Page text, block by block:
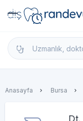
dishekimleri.net -
Anasayfa Bursa
Dt.